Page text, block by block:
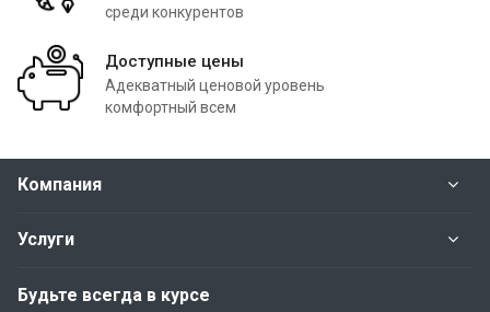
среди конкурентов
Доступные цены
Адекватный ценовой уровень
комфортный всем
Компания
Услуги
Будьте всегда в курсе